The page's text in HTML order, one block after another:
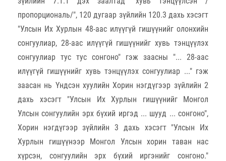
пропорциональ/", 120 дугаар зүйлийн 120.3 дахь хэсэгт
"Улсын Их Хурлын 48-аас илүүгүй гишүүнийг олонхийн
сонгуулиар, 28-аас илүүгүй гишүүнийг хувь тэнцүүлэх
сонгуулиар тус тус сонгоно" гэж заасны "... 28-аас
илүүгүй гишүүнийг хувь тэнцүүлэх сонгуулиар ..." гэж
заасан нь Үндсэн хуулийн Хорин нэгдүгээр зүйлийн 2
дахь хэсэгт "Улсын Их Хурлын гишүүнийг Монгол
Улсын сонгуулийн эрх бүхий иргэд ... шууд ... сонгоно",
Хорин нэгдүгээр зүйлийн 3 дахь хэсэгт "Улсын Их
Хурлын гишүүнээр Монгол Улсын хорин таван нас
хүрсэн, сонгуулийн эрх бүхий иргэнийг сонгоно."